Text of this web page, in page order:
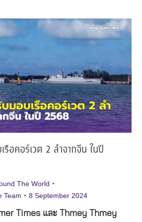
รือคอร์เวต 2 ลำจากจีน ในปี
The World
Team 8 September 2024
Times และ Thmey Thmey